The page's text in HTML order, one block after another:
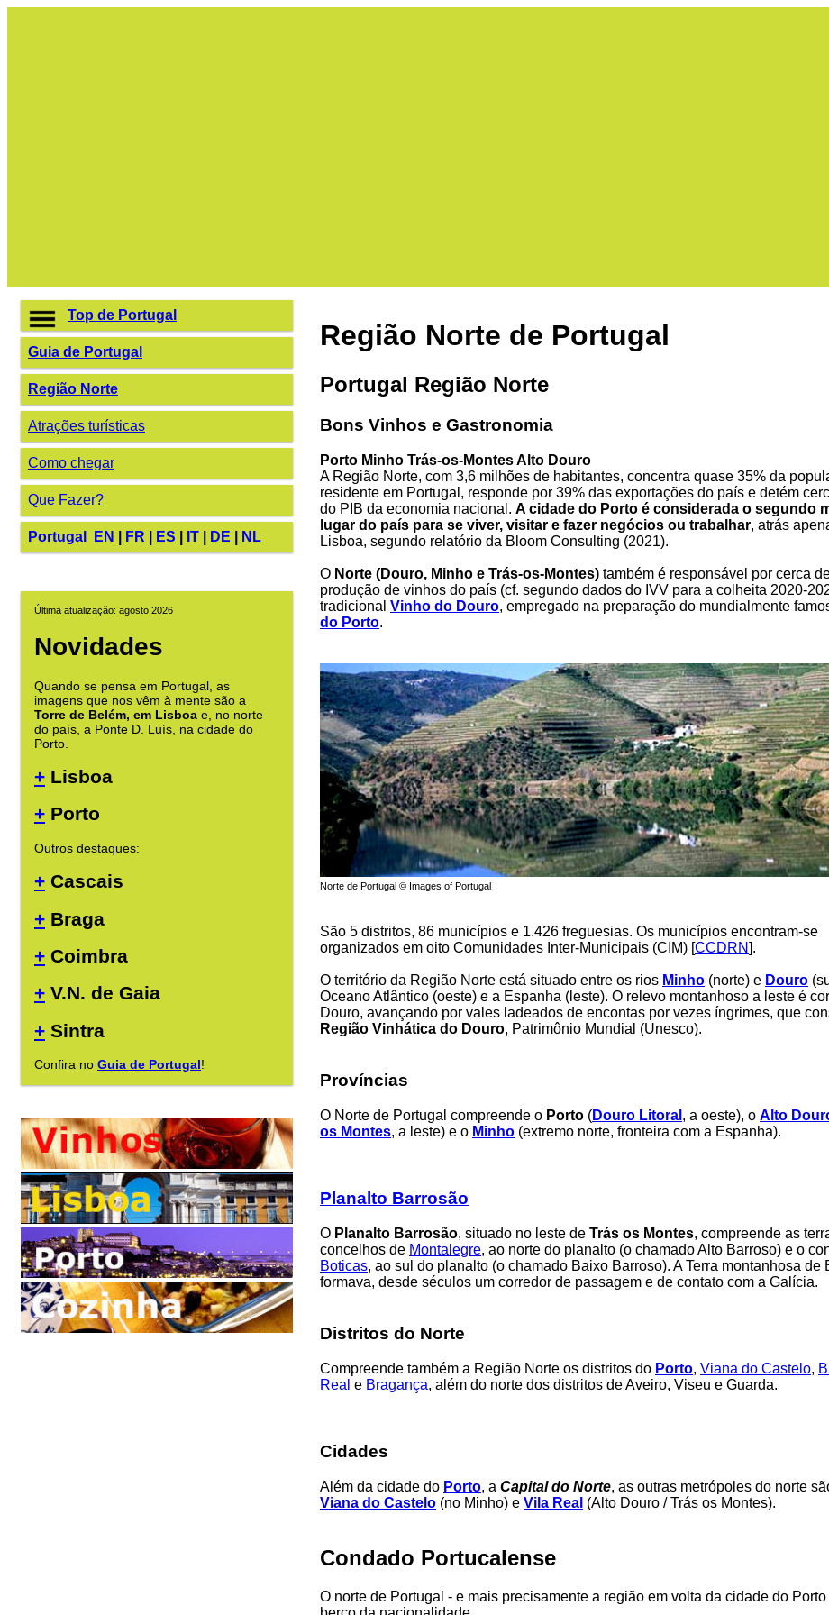
Top de Portugal
Guia de Portugal
Região Norte
Atrações turísticas
Como chegar
Que Fazer?
Portugal EN FR ES IT DE NL
Última atualização: agosto 2026
Novidades
Quando se pensa em Portugal, as
imagens que nos vêm à mente são a
Torre de Belém, em Lisboa e, no norte
do país, a Ponte D. Luís, na cidade do
Porto.
+ Lisboa
+ Porto
Outros destaques:
+ Cascais
+ Braga
+ Coimbra
+ V.N. de Gaia
+ Sintra
Confira no Guia de Portugal!
Região Norte de Portugal
Portugal Região Norte
Bons Vinhos e Gastronomia
Porto Minho Trás-os-Montes Alto Douro
A Região Norte, com 3,6 milhões de habitantes, concentra quase 35% da
residente em Portugal, responde por 39% das exportações do país e detém
do PIB da economia nacional. A cidade do Porto é considerada o segundo
lugar do país para se viver, visitar e fazer negócios ou trabalhar, atrás
Lisboa, segundo relatório da Bloom Consulting (2021).
O Norte (Douro, Minho e Trás-os-Montes) também é responsável por cerca
produção de vinhos do país (cf. segundo dados do IVV para a colheita 2020-
tradicional Vinho do Douro, empregado na preparação do mundialmente
do Porto.
Norte de Portugal © Images of Portugal
São 5 distritos, 86 municípios e 1.426 freguesias. Os municípios encontram-se
organizados em oito Comunidades Inter-Municipais (CIM) [CCDRN].
O território da Região Norte está situado entre os rios Minho (norte) e Douro
Oceano Atlântico (oeste) e a Espanha (leste). O relevo montanhoso a leste é
Douro, avançando por vales ladeados de encontas por vezes íngrimes, que
Região Vinhática do Douro, Patrimônio Mundial (Unesco).
Províncias
O Norte de Portugal compreende o Porto (Douro Litoral , a oeste), o Alto
os Montes, a leste) e o Minho (extremo norte, fronteira com a Espanha).
Planalto Barrosão
O Planalto Barrosão, situado no leste de Trás os Montes, compreende as
concelhos de Montalegre, ao norte do planalto (o chamado Alto Barroso) e o
Boticas, ao sul do planalto (o chamado Baixo Barroso). A Terra montanhosa de
formava, desde séculos um corredor de passagem e de contato com a Galícia.
Distritos do Norte
Compreende também a Região Norte os distritos do Porto, Viana do Castelo,
Real e Bragança, além do norte dos distritos de Aveiro, Viseu e Guarda.
Cidades
Além da cidade do Porto, a Capital do Norte, as outras metrópoles do norte
Viana do Castelo (no Minho) e Vila Real (Alto Douro / Trás os Montes).
Condado Portucalense
O norte de Portugal - e mais precisamente a região em volta da cidade do Porto